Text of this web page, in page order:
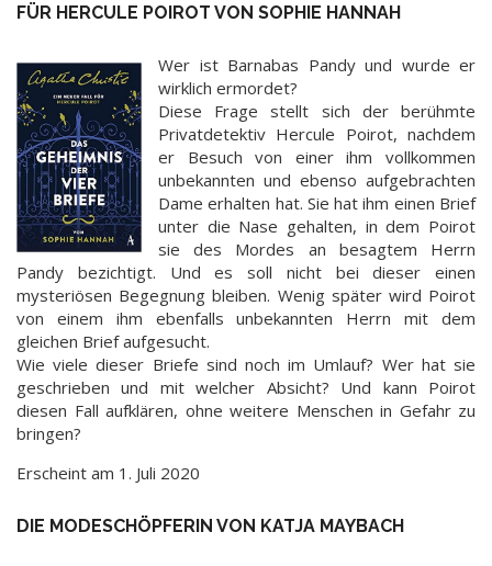
FÜR HERCULE POIROT VON SOPHIE HANNAH
Wer ist Barnabas Pandy und wurde er
wirklich ermordet?
Diese Frage stellt sich der berühmte
Privatdetektiv Hercule Poirot, nachdem
er Besuch von einer ihm vollkommen
unbekannten und ebenso aufgebrachten
Dame erhalten hat. Sie hat ihm einen Brief
unter die Nase gehalten, in dem Poirot
sie des Mordes an besagtem Herrn
Pandy bezichtigt. Und es soll nicht bei dieser einen
mysteriösen Begegnung bleiben. Wenig später wird Poirot
von einem ihm ebenfalls unbekannten Herrn mit dem
gleichen Brief aufgesucht.
Wie viele dieser Briefe sind noch im Umlauf? Wer hat sie
geschrieben und mit welcher Absicht? Und kann Poirot
diesen Fall aufklären, ohne weitere Menschen in Gefahr zu
bringen?
Erscheint am 1. Juli 2020
DIE MODESCHÖPFERIN VON KATJA MAYBACH